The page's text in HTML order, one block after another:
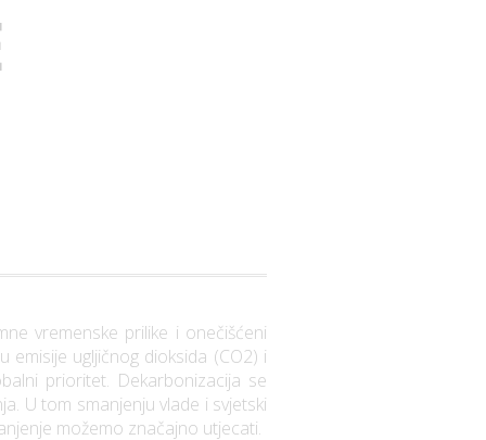
vremenske prilike i onečišćeni
emisije ugljičnog dioksida (CO2) i
prioritet. Dekarbonizacija se
U tom smanjenju vlade i svjetski
možemo značajno utjecati.